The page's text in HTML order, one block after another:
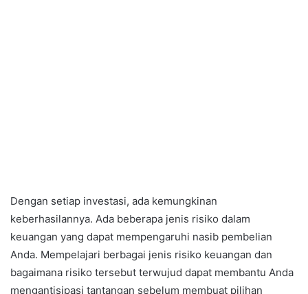
Dengan setiap investasi, ada kemungkinan
keberhasilannya. Ada beberapa jenis risiko dalam
keuangan yang dapat mempengaruhi nasib pembelian
Anda. Mempelajari berbagai jenis risiko keuangan dan
bagaimana risiko tersebut terwujud dapat membantu Anda
mengantisipasi tantangan sebelum membuat pilihan